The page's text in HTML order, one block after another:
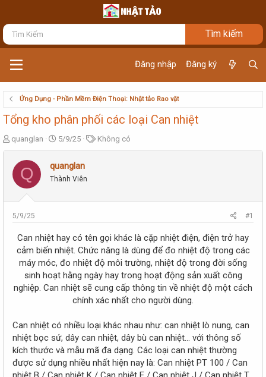
Đăng nhập Đăng ký
Ứng Dụng - Phần Mềm Điện Thoại: Nhật tảo Rao vặt
Tổng kho phân phối các loại Can nhiệt
T
h
e
a
s
quanglan
N
g
y
g
i
5/9/25
T
ừ
Không có
Q quanglan
Thành Viên
5/9/25 #1
Can nhiệt hay có tên gọi khác là cặp nhiệt điện, điện trở hay
cảm biến nhiệt. Chức năng là dùng để đo nhiệt độ trong các
máy móc, đo nhiệt độ môi trường, nhiệt độ trong đời sống
sinh hoạt hằng ngày hay trong hoạt động sản xuất công
nghiệp. Can nhiệt sẽ cung cấp thông tin về nhiệt độ một cách
chính xác nhất cho người dùng.​
Can nhiệt có nhiều loại khác nhau như: can nhiệt lò nung, can
nhiệt bọc sứ, dây can nhiệt, dây bù can nhiệt... với thông số
kích thước và mẫu mã đa dạng. Các loại can nhiệt thường
được sử dụng nhiều nhất hiện nay là: Can nhiệt PT 100 / Can